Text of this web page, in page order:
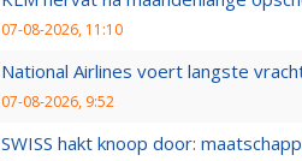
07-08-2026, 11:10
National Airlines voert langste
07-08-2026, 9:52
SWISS hakt knoop door: